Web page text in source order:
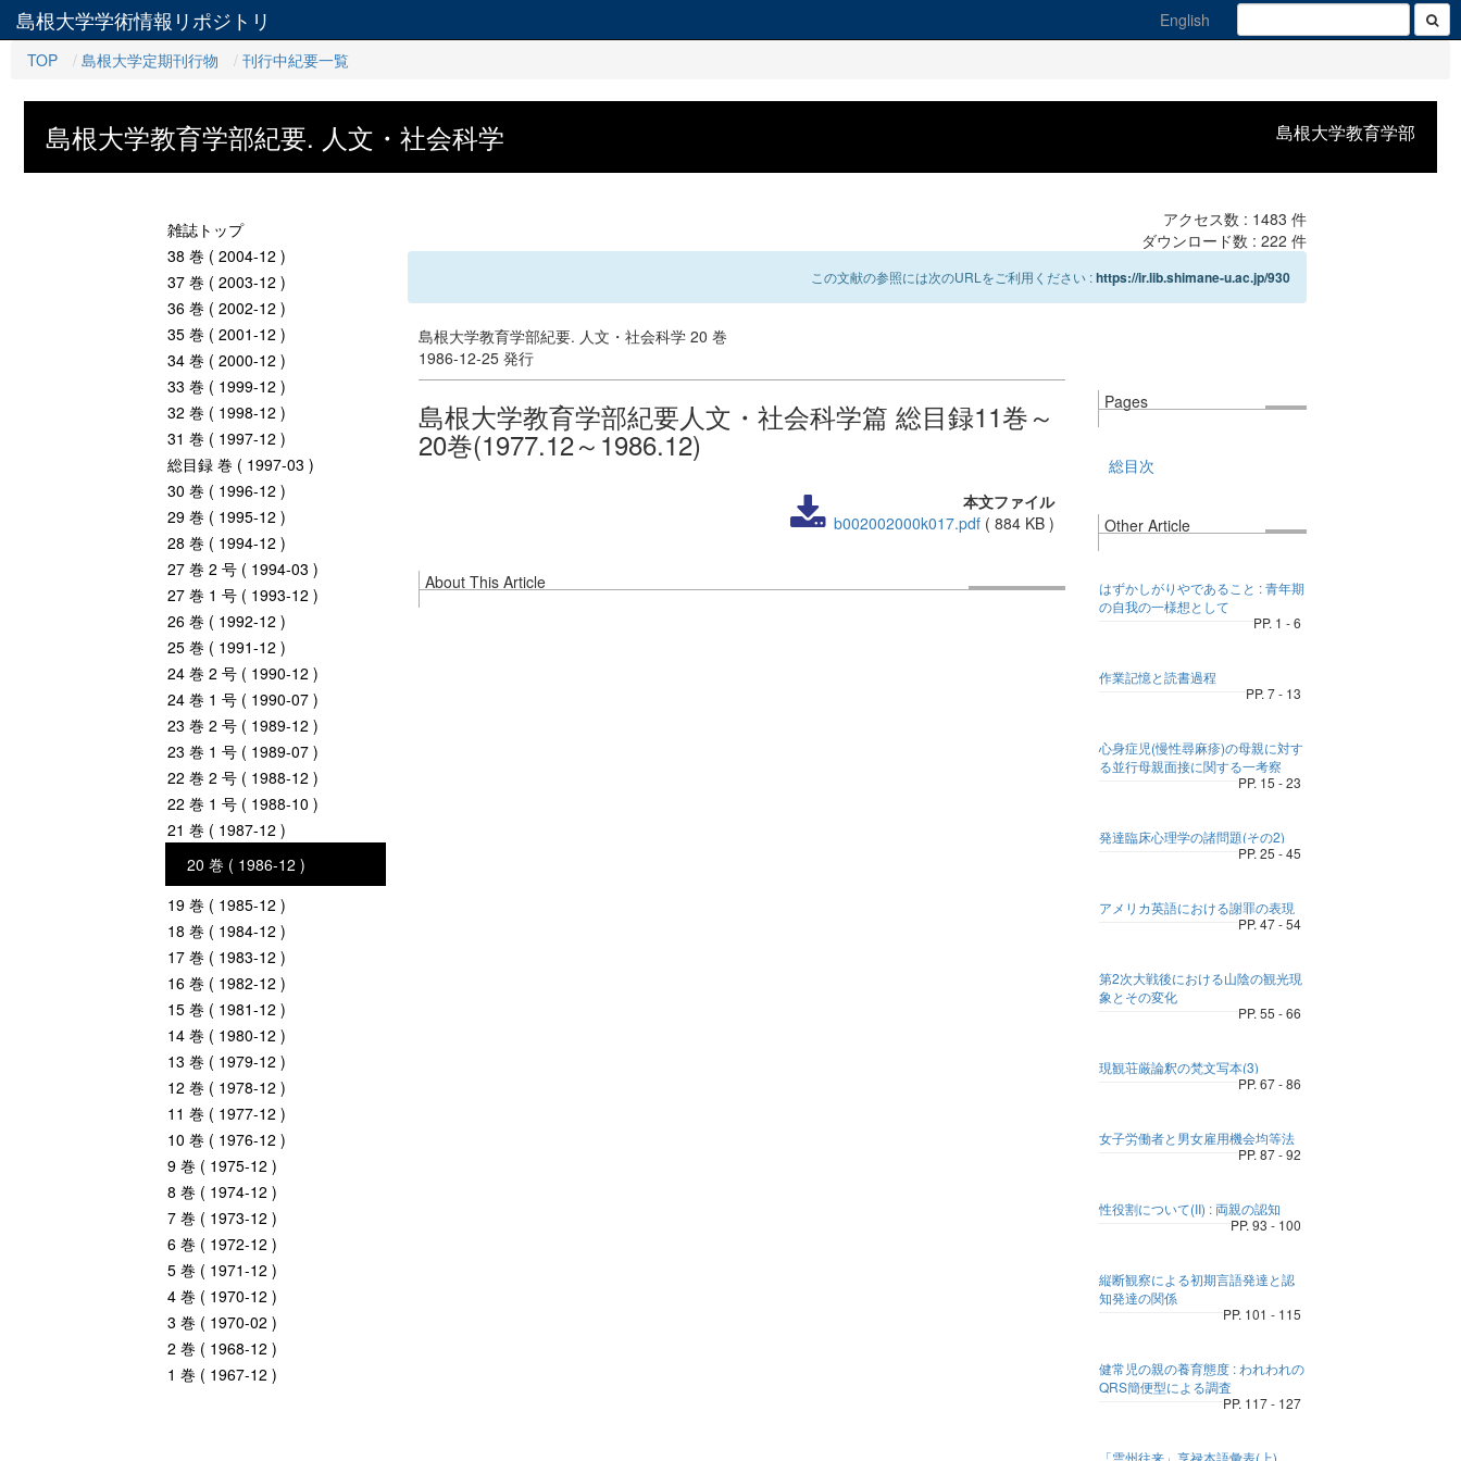
島根大学学術情報リポジトリ
English
TOP
島根大学定期刊行物 刊行中紀要一覧
島根大学教育学部
島根大学教育学部紀要. 人文・社会科学
雑誌トップ
38 巻 ( 2004-12 )
37 巻 ( 2003-12 )
36 巻 ( 2002-12 )
35 巻 ( 2001-12 )
34 巻 ( 2000-12 )
33 巻 ( 1999-12 )
32 巻 ( 1998-12 )
31 巻 ( 1997-12 )
総目録 巻 ( 1997-03 )
30 巻 ( 1996-12 )
29 巻 ( 1995-12 )
28 巻 ( 1994-12 )
27 巻 2 号 ( 1994-03 )
27 巻 1 号 ( 1993-12 )
26 巻 ( 1992-12 )
25 巻 ( 1991-12 )
24 巻 2 号 ( 1990-12 )
24 巻 1 号 ( 1990-07 )
23 巻 2 号 ( 1989-12 )
23 巻 1 号 ( 1989-07 )
22 巻 2 号 ( 1988-12 )
22 巻 1 号 ( 1988-10 )
21 巻 ( 1987-12 )
20 巻 ( 1986-12 )
19 巻 ( 1985-12 )
18 巻 ( 1984-12 )
17 巻 ( 1983-12 )
16 巻 ( 1982-12 )
15 巻 ( 1981-12 )
14 巻 ( 1980-12 )
13 巻 ( 1979-12 )
12 巻 ( 1978-12 )
11 巻 ( 1977-12 )
10 巻 ( 1976-12 )
9 巻 ( 1975-12 )
8 巻 ( 1974-12 )
7 巻 ( 1973-12 )
6 巻 ( 1972-12 )
5 巻 ( 1971-12 )
4 巻 ( 1970-12 )
3 巻 ( 1970-02 )
2 巻 ( 1968-12 )
1 巻 ( 1967-12 )
アクセス数 : 1483 件
ダウンロード数 : 222 件
この文献の参照には次のURLをご利用ください :https://ir.lib.shimane-u.ac.jp/930
島根大学教育学部紀要. 人文・社会科学 20 巻
1986-12-25 発行
島根大学教育学部紀要人文・社会科学篇 総目録11巻～
20巻(1977.12～1986.12)
本文ファイル
b002002000k017.pdf (884 KB )
About This Article
Pages
総目次
Other Article
はずかしがりやであること : 青年期
の自我の一様想として
PP. 1 - 6
作業記憶と読書過程
PP. 7 - 13
心身症児(慢性尋麻疹)の母親に対す
る並行母親面接に関する一考察
PP. 15 - 23
発達臨床心理学の諸問題(その2)
PP. 25 - 45
アメリカ英語における謝罪の表現
PP. 47 - 54
第2次大戦後における山陰の観光現
象とその変化
PP. 55 - 66
現観荘厳論釈の梵文写本(3)
PP. 67 - 86
女子労働者と男女雇用機会均等法
PP. 87 - 92
性役割について(II) : 両親の認知
PP. 93 - 100
縦断観察による初期言語発達と認
知発達の関係
PP. 101 - 115
健常児の親の養育態度 : われわれの
QRS簡便型による調査
PP. 117 - 127
「雲州往来」享禄本語彙表(上)